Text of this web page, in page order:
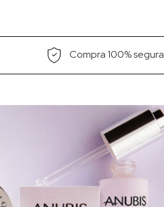
Compra 100% segura